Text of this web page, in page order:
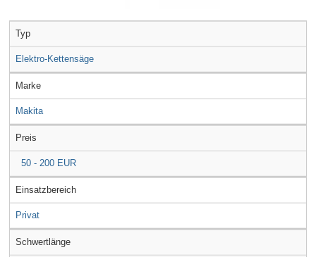
Typ
Elektro-Kettensäge
Marke
Makita
Preis
50 - 200 EUR
Einsatzbereich
Privat
Schwertlänge